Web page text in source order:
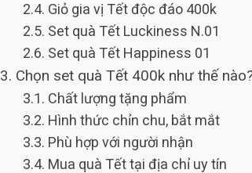
2.4. Giỏ gia vị Tết độc đáo 400k
2.5. Set quà Tết Luckiness N.01
2.6. Set quà Tết Happiness 01
3. Chọn set quà Tết 400k như thế
3.1. Chất lượng tặng phẩm
3.2. Hình thức chỉn chu, bắt mắt
3.3. Phù hợp với người nhận
3.4. Mua quà Tết tại địa chỉ uy tín